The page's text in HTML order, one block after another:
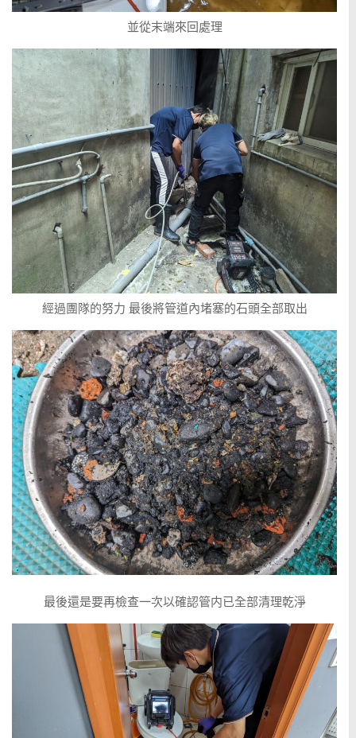
並從末端來回處理
經過團隊的努力 最後將管道內堵塞的石頭全部取出
最後還是要再檢查一次以確認管内已全部清理乾淨